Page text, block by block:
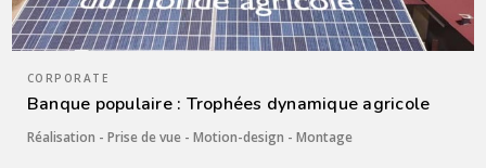
CORPORATE
Banque populaire : Trophées dynamique agricole
Réalisation - Prise de vue - Motion-design - Montage